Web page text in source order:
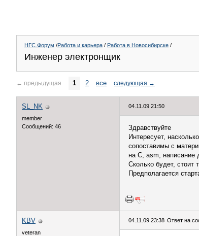
НГС.Форум /Работа и карьера / Работа в Новосибирске /
Инженер электронщик
← предыдущая 1 2 все следующая →
SL_NK
member
Сообщений: 46
04.11.09 21:50
Здравствуйте
Интересует,
сопоставимы с
на С, asm, написание
Сколько будет, стоит
Предполагается
KBV
veteran
04.11.09 23:38 Ответ на